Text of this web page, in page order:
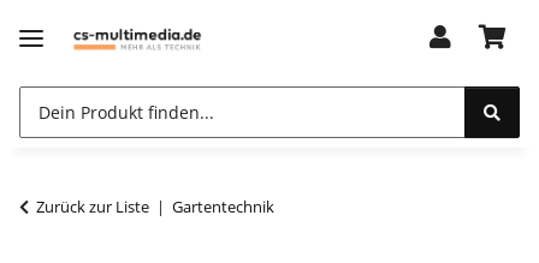
Zurück zur Liste Gartentechnik